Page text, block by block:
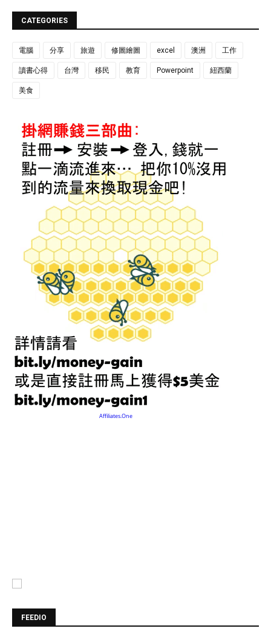
CATEGORIES
電腦 分享 旅遊 修圖繪圖 excel 澳洲 工作
讀書心得 台灣 移民 教育 Powerpoint 紐西蘭
美食
FEEDIO